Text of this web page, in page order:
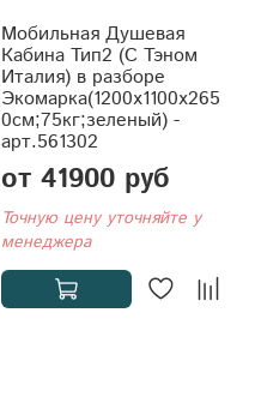
Мобильная Душевая
Кабина Тип2 (С Тэном
Италия) в разборе
Экомарка(1200x1100x265
0см;75кг;зеленый) -
арт.561302
от 41900 руб
Точную цену уточняйте у
менеджера